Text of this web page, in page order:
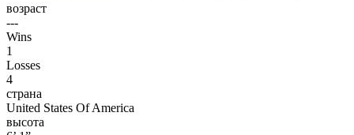
возраст
---
Wins
1
Losses
4
страна
United States Of America
высота